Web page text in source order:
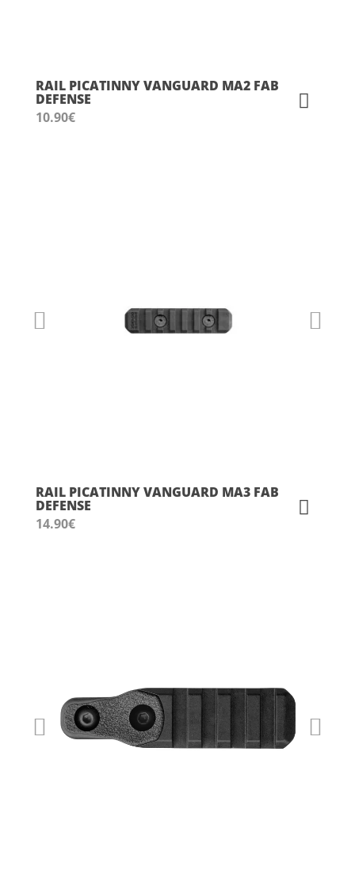
RAIL PICATINNY VANGUARD MA2 FAB
DEFENSE
10.90€
RAIL PICATINNY VANGUARD MA3 FAB
DEFENSE
14.90€